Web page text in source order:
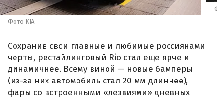
Фото KIA
Сохранив свои главные и любимые россиянами
черты, рестайлинговый Rio стал еще ярче и
динамичнее. Всему виной — новые бамперы
(из-за них автомобиль стал 20 мм длиннее),
фары со встроенными «лезвиями» дневных